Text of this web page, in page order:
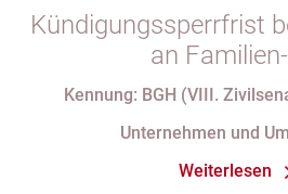
Kündigungssperrfrist
an
Kennung: BGH (VIII.
Unternehmen und
Weiterlesen